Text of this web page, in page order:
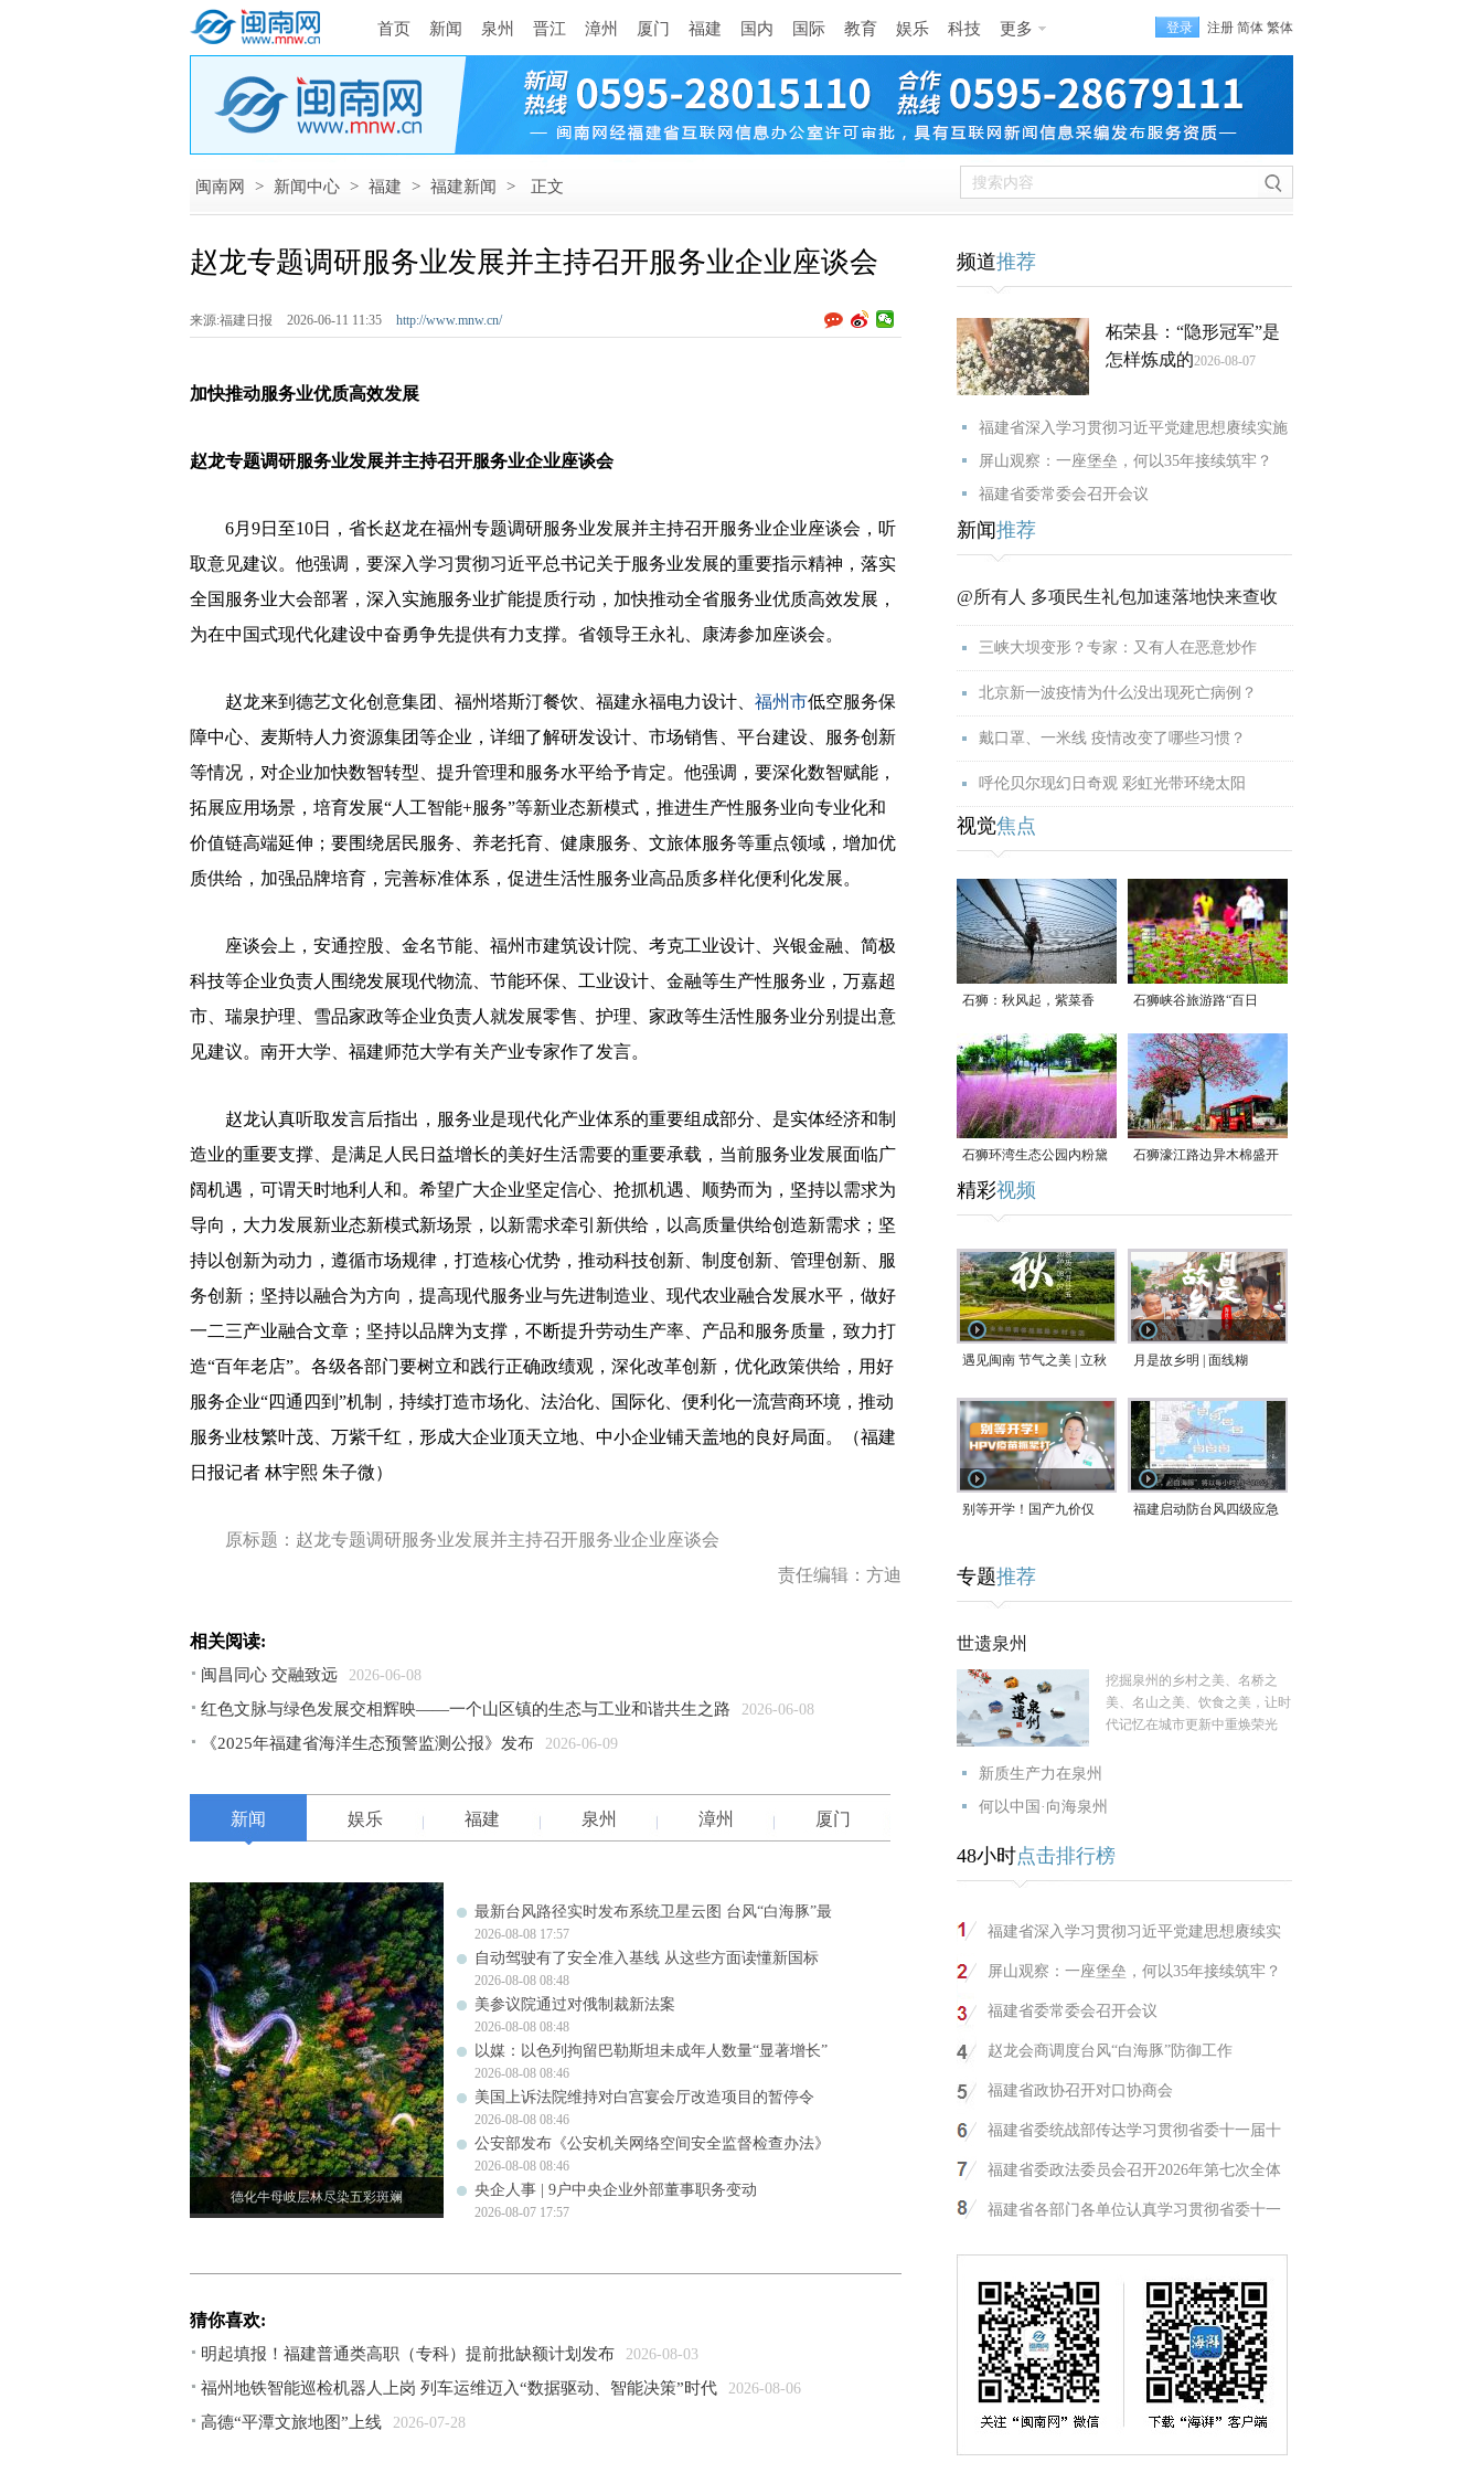
首页 新闻 泉州 晋江 漳州 厦门 福建 国内 国际 教育 娱乐 科技 更多 登录 注册 简体 繁体
闽南网 > 新闻中心 > 福建 > 福建新闻 > 正文
赵龙专题调研服务业发展并主持召开服务业企业座谈会
来源:福建日报 2026-06-11 11:35 http://www.mnw.cn/
加快推动服务业优质高效发展
赵龙专题调研服务业发展并主持召开服务业企业座谈会
6月9日至10日，省长赵龙在福州专题调研服务业发展并主持召开服务业企业座谈会，听
取意见建议。他强调，要深入学习贯彻习近平总书记关于服务业发展的重要指示精神，落实
全国服务业大会部署，深入实施服务业扩能提质行动，加快推动全省服务业优质高效发展，
为在中国式现代化建设中奋勇争先提供有力支撑。省领导王永礼、康涛参加座谈会。
赵龙来到德艺文化创意集团、福州塔斯汀餐饮、福建永福电力设计、 福州市低空服务保
障中心、麦斯特人力资源集团等企业，详细了解研发设计、市场销售、平台建设、服务创新
等情况，对企业加快数智转型、提升管理和服务水平给予肯定。他强调，要深化数智赋能，
拓展应用场景，培育发展“人工智能+服务”等新业态新模式，推进生产性服务业向专业化和
价值链高端延伸；要围绕居民服务、养老托育、健康服务、文旅体服务等重点领域，增加优
质供给，加强品牌培育，完善标准体系，促进生活性服务业高品质多样化便利化发展。
座谈会上，安通控股、金名节能、福州市建筑设计院、考克工业设计、兴银金融、简极
科技等企业负责人围绕发展现代物流、节能环保、工业设计、金融等生产性服务业，万嘉超
市、瑞泉护理、雪品家政等企业负责人就发展零售、护理、家政等生活性服务业分别提出意
见建议。南开大学、福建师范大学有关产业专家作了发言。
赵龙认真听取发言后指出，服务业是现代化产业体系的重要组成部分、是实体经济和制
造业的重要支撑、是满足人民日益增长的美好生活需要的重要承载，当前服务业发展面临广
阔机遇，可谓天时地利人和。希望广大企业坚定信心、抢抓机遇、顺势而为，坚持以需求为
导向，大力发展新业态新模式新场景，以新需求牵引新供给，以高质量供给创造新需求；坚
持以创新为动力，遵循市场规律，打造核心优势，推动科技创新、制度创新、管理创新、服
务创新；坚持以融合为方向，提高现代服务业与先进制造业、现代农业融合发展水平，做好
一二三产业融合文章；坚持以品牌为支撑，不断提升劳动生产率、产品和服务质量，致力打
造“百年老店”。各级各部门要树立和践行正确政绩观，深化改革创新，优化政策供给，用好
服务企业“四通四到”机制，持续打造市场化、法治化、国际化、便利化一流营商环境，推动
服务业枝繁叶茂、万紫千红，形成大企业顶天立地、中小企业铺天盖地的良好局面。
（福建
日报记者 林宇熙 朱子微）
原标题：赵龙专题调研服务业发展并主持召开服务业企业座谈会
责任编辑：方迪
相关阅读:
闽昌同心 交融致远 2026-06-08
红色文脉与绿色发展交相辉映——一个山区镇的生态与工业和谐共生之路 2026-06-08
《2025年福建省海洋生态预警监测公报》发布 2026-06-09
新闻 娱乐 福建 泉州 漳州 厦门
德化牛母岐层林尽染五彩斑斓
最新台风路径实时发布系统卫星云图 台风“白海豚”最
2026-08-08 17:57
自动驾驶有了安全准入基线 从这些方面读懂新国标
2026-08-08 08:48
美参议院通过对俄制裁新法案
2026-08-08 08:48
以媒：以色列拘留巴勒斯坦未成年人数量“显著增长”
2026-08-08 08:46
美国上诉法院维持对白宫宴会厅改造项目的暂停令
2026-08-08 08:46
公安部发布《公安机关网络空间安全监督检查办法》
2026-08-08 08:46
央企人事 | 9户中央企业外部董事职务变动
2026-08-07 17:57
猜你喜欢:
明起填报！福建普通类高职（专科）提前批缺额计划发布 2026-08-03
福州地铁智能巡检机器人上岗 列车运维迈入“数据驱动、智能决策”时代 2026-08-06
高德“平潭文旅地图”上线 2026-07-28
频道推荐
柘荣县：“隐形冠军”是
怎样炼成的2026-08-07
福建省深入学习贯彻习近平党建思想赓续实施
屏山观察：一座堡垒，何以35年接续筑牢？
福建省委常委会召开会议
新闻推荐
@所有人 多项民生礼包加速落地快来查收
三峡大坝变形？专家：又有人在恶意炒作
北京新一波疫情为什么没出现死亡病例？
戴口罩、一米线 疫情改变了哪些习惯？
呼伦贝尔现幻日奇观 彩虹光带环绕太阳
视觉焦点
石狮：秋风起，紫菜香 石狮峡谷旅游路“百日
草”争相斗艳
石狮环湾生态公园内粉黛
乱子草盛放
石狮濠江路边异木棉盛开
精彩视频
遇见闽南 节气之美 | 立秋 月是故乡明 | 面线糊
别等开学！国产九价仅
紧打
福建启动防台风四级应急
专题推荐
世遗泉州
挖掘泉州的乡村之美、名桥之
美、名山之美、饮食之美，让时
代记忆在城市更新中重焕荣光
新质生产力在泉州
何以中国·向海泉州
48小时点击排行榜
福建省深入学习贯彻习近平党建思想赓续实
屏山观察：一座堡垒，何以35年接续筑牢？
福建省委常委会召开会议
赵龙会商调度台风“白海豚”防御工作
福建省政协召开对口协商会
福建省委统战部传达学习贯彻省委十一届十
福建省委政法委员会召开2026年第七次全体
福建省各部门各单位认真学习贯彻省委十一